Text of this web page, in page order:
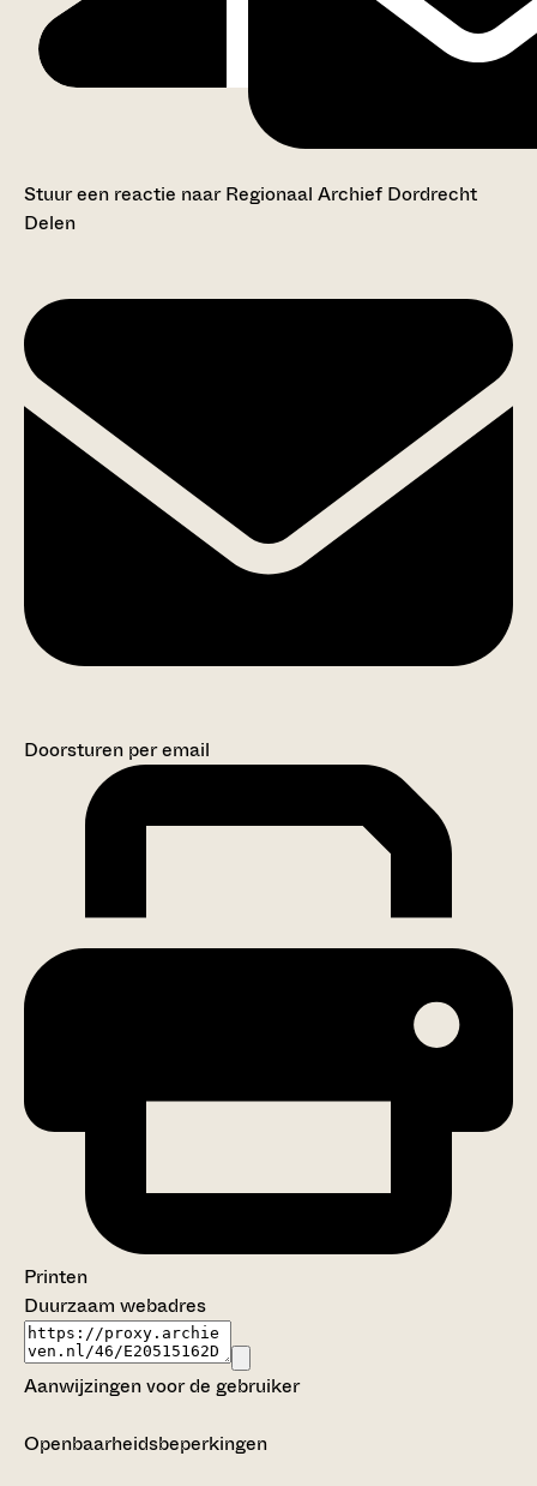
Stuur een reactie naar Regionaal Archief Dordrecht
Delen
Doorsturen per email
Printen
Duurzaam webadres
Aanwijzingen voor de gebruiker
Openbaarheidsbeperkingen